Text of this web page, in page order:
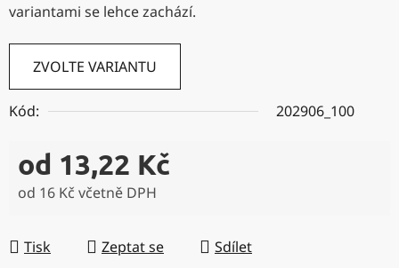
variantami se lehce zachází.
ZVOLTE VARIANTU
Kód: 202906_100
od 13,22 Kč
od 16 Kč včetně DPH
Tisk
Zeptat se Sdílet